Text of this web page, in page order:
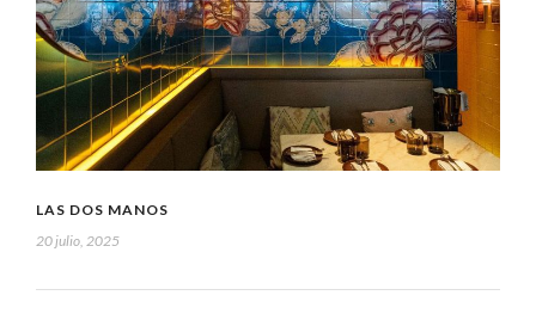
LAS DOS MANOS
20 julio, 2025